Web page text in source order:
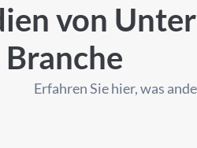
von
Branche
Erfahren Sie hier, was